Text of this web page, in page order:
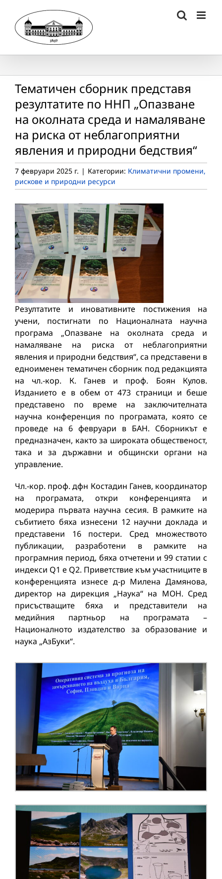
content
Тематичен сборник представя
резултатите по ННП „Опазване
на околната среда и намаляване
на риска от неблагоприятни
явления и природни бедствия“
7 февруари 2025 г. | Категории: Климатични промени,
рискове и природни ресурси
Резултатите и иновативните постижения на
учени, постигнати по Националната научна
програма „Опазване на околната среда и
намаляване на риска от неблагоприятни
явления и природни бедствия“, са представени в
едноименен тематичен сборник под редакцията
на чл.-кор. К. Ганев и проф. Боян Кулов.
Изданието е в обем от 473 страници и беше
представено по време на заключителната
научна конференция по програмата, която се
проведе на 6 февруари в БАН. Сборникът е
предназначен, както за широката общественост,
така и за държавни и общински органи на
управление.
Чл.-кор. проф. дфн Костадин Ганев, координатор
на програмата, откри конференцията и
модерира първата научна сесия. В рамките на
събитието бяха изнесени 12 научни доклада и
представени 16 постери. Сред множеството
публикации, разработени в рамките на
програмния период, бяха отчетени и 99 статии с
индекси Q1 е Q2. Приветствие към участниците в
конференцията изнесе д-р Милена Дамянова,
директор на дирекция „Наука“ на МОН. Сред
присъстващите бяха и представители на
медийния партньор на програмата –
Националното издателство за образование и
наука „АзБуки“.